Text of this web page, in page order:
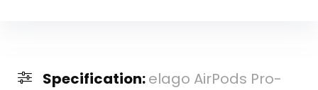
Specification:elago AirPods Pro-